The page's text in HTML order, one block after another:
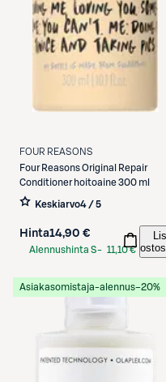
FOUR REASONS
Four ReasonsOriginal Repair
Conditioner hoitoaine 300 ml
Keskiarvo4 / 5
Hinta14,90 €
Alennushinta S- 11,10 €
Asiakasomistaja-alennus−20%